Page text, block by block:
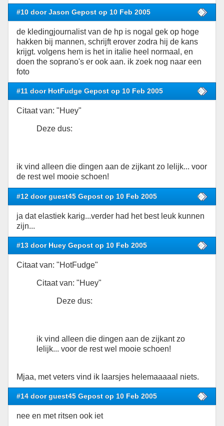
#10 door Jason Gepost op 10 Feb 2005
de kledingjournalist van de hp is nogal gek op hoge
hakken bij mannen, schrijft erover zodra hij de kans
krijgt. volgens hem is het in italie heel normaal, en
doen the soprano's er ook aan. ik zoek nog naar een
foto
#11 door HotFudge Gepost op 10 Feb 2005
Citaat van: "Huey"
Deze dus:
ik vind alleen die dingen aan de zijkant zo lelijk... voor
de rest wel mooie schoen!
#12 door guest45 Gepost op 10 Feb 2005
ja dat elastiek karig...verder had het best leuk kunnen
zijn...
#13 door Huey Gepost op 10 Feb 2005
Citaat van: "HotFudge"
Citaat van: "Huey"
Deze dus:
ik vind alleen die dingen aan de zijkant zo
lelijk... voor de rest wel mooie schoen!
Mjaa, met veters vind ik laarsjes helemaaaaal niets.
#14 door guest45 Gepost op 10 Feb 2005
nee en met ritsen ook iet